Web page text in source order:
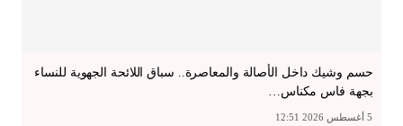
حسم وشيك داخل الأصالة والمعاصرة.. سباق اللائحة الجهوية للنساء
بجهة فاس مكناس…
5 أغسطس 2026 12:51